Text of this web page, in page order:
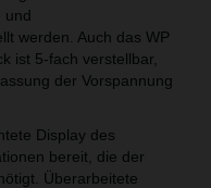
und
werden. Auch das WP
ist 5-fach verstellbar,
der Vorspannung
Display des
bereit, die der
Überarbeitete